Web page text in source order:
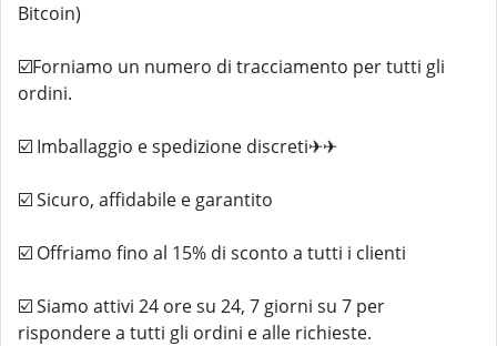
Bitcoin)
☑️Forniamo un numero di tracciamento per tutti gli
ordini.
☑️ Imballaggio e spedizione discreti✈✈
☑️ Sicuro, affidabile e garantito
☑️ Offriamo fino al 15% di sconto a tutti i clienti
☑️ Siamo attivi 24 ore su 24, 7 giorni su 7 per
rispondere a tutti gli ordini e alle richieste.